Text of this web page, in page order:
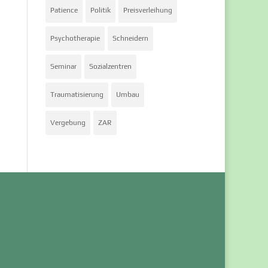
Patience Politik Preisverleihung
Psychotherapie Schneidern
Seminar Sozialzentren
Traumatisierung Umbau
Vergebung ZAR